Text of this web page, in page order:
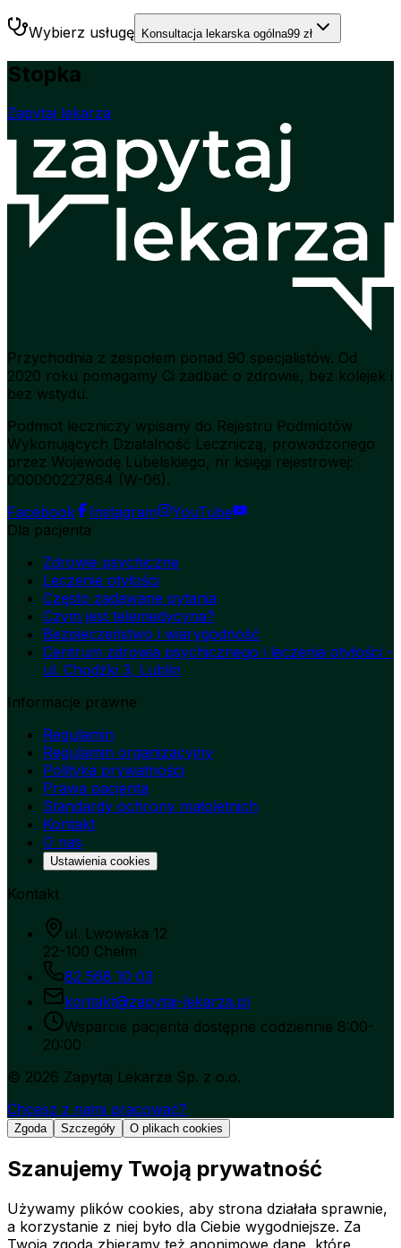
Wybierz usługę Konsultacja lekarska ogólna99 zł
Stopka
Zapytaj lekarza
Przychodnia z zespołem ponad 90 specjalistów. Od
2020 roku pomagamy Ci zadbać o zdrowie, bez kolejek i
bez wstydu.
Podmiot leczniczy wpisany do Rejestru Podmiotów
Wykonujących Działalność Leczniczą, prowadzonego
przez Wojewodę Lubelskiego, nr księgi rejestrowej:
000000227864 (W-06).
Facebook
Instagram
YouTube
Dla pacjenta
Zdrowie psychiczne
Leczenie otyłości
Często zadawane pytania
Czym jest telemedycyna?
Bezpieczeństwo i wiarygodność
Centrum zdrowia psychicznego i leczenia otyłości -
ul. Chodźki 3, Lublin
Informacje prawne
Regulamin
Regulamin organizacyjny
Polityka prywatności
Prawa pacjenta
Standardy ochrony małoletnich
Kontakt
O nas
Ustawienia cookies
Kontakt
ul. Lwowska 12
22-100 Chełm
82 568 10 03
kontakt@zapytaj-lekarza.pl
Wsparcie pacjenta dostępne codziennie 8:00-
20:00
© 2026 Zapytaj Lekarza Sp. z o.o.
Chcesz z nami pracować?
Zgoda Szczegóły O plikach cookies
Szanujemy Twoją prywatność
Używamy plików cookies, aby strona działała sprawnie,
a korzystanie z niej było dla Ciebie wygodniejsze. Za